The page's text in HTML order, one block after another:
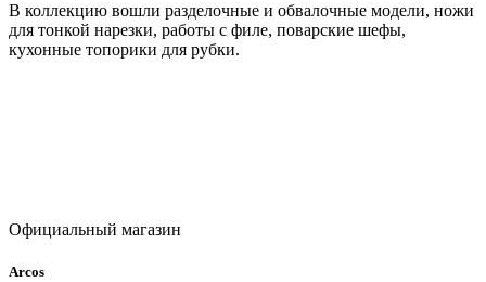
В коллекцию вошли разделочные и обвалочные модели, ножи
для тонкой нарезки, работы с филе, поварские шефы,
кухонные топорики для рубки.
Официальный магазин
Arcos